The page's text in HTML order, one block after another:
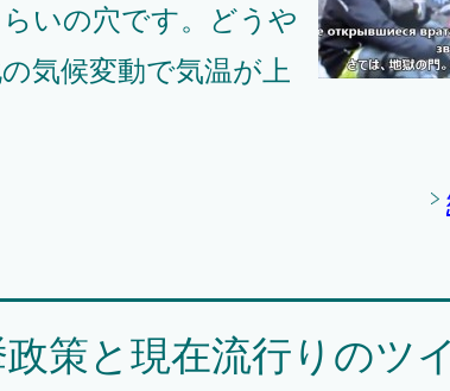
いの穴です。どうや
気候変動で気温が上
策と現在流行りのツ